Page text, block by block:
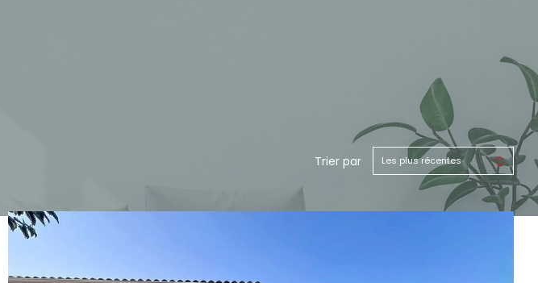
Trier par Les plus récentes